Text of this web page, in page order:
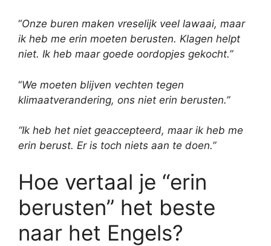
“Onze buren maken vreselijk veel lawaai, maar
ik heb me erin moeten berusten. Klagen helpt
niet. Ik heb maar goede oordopjes gekocht.”
“We moeten blijven vechten tegen
klimaatverandering, ons niet erin berusten.”
“Ik heb het niet geaccepteerd, maar ik heb me
erin berust. Er is toch niets aan te doen.”
Hoe vertaal je “erin
berusten” het beste
naar het Engels?